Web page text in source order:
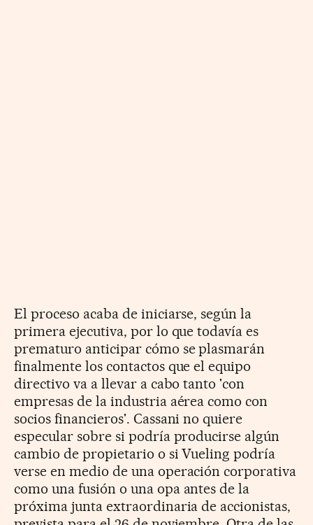
El proceso acaba de iniciarse, según la
primera ejecutiva, por lo que todavía es
prematuro anticipar cómo se plasmarán
finalmente los contactos que el equipo
directivo va a llevar a cabo tanto 'con
empresas de la industria aérea como con
socios financieros'. Cassani no quiere
especular sobre si podría producirse algún
cambio de propietario o si Vueling podría
verse en medio de una operación corporativa
como una fusión o una opa antes de la
próxima junta extraordinaria de accionistas,